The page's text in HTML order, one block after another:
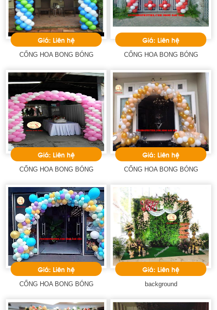
Giá: Liên hệ
CỔNG HOA BONG BÓNG
Giá: Liên hệ
CỔNG HOA BONG BÓNG
Giá: Liên hệ
CỔNG HOA BONG BÓNG
Giá: Liên hệ
CỔNG HOA BONG BÓNG
Giá: Liên hệ
CỔNG HOA BONG BÓNG
Giá: Liên hệ
background